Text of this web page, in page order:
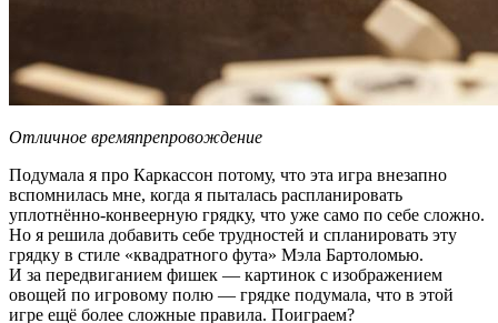
Отличное времяпрепровождение
Подумала я про Каркассон потому, что эта игра внезапно
вспомнилась мне, когда я пыталась распланировать
уплотнённо-конвеерную грядку, что уже само по себе сложно.
Но я решила добавить себе трудностей и спланировать эту
грядку в стиле «квадратного фута» Мэла Бартоломью.
И за передвиганием фишек — картинок с изображением
овощей по игровому полю — грядке подумала, что в этой
игре ещё более сложные правила. Поиграем?